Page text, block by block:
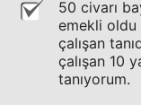
50 civarı
emekli oldu
çalışan
çalışan 10
tanıyorum.